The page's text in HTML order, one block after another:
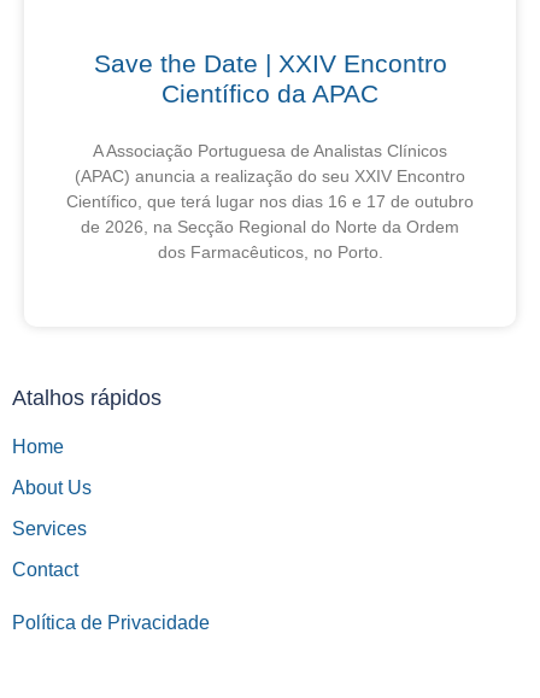
Save the Date | XXIV Encontro
Científico da APAC
A Associação Portuguesa de Analistas Clínicos
(APAC) anuncia a realização do seu XXIV Encontro
Científico, que terá lugar nos dias 16 e 17 de outubro
de 2026, na Secção Regional do Norte da Ordem
dos Farmacêuticos, no Porto.
Atalhos rápidos
Home
About Us
Services
Contact
Política de Privacidade